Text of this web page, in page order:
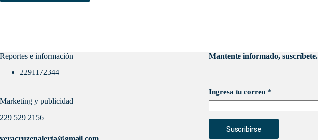
Reportes e información
2291172344
Marketing y publicidad
229 529 2156
veracruzenalerta@gmail.com
Mantente informado, suscríbete.
Ingresa tu correo *
Suscribirse